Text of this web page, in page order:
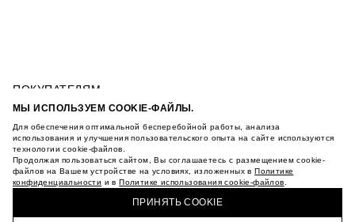
МЫ ИСПОЛЬЗУЕМ COOKIE-ФАЙЛЫ.
Для обеспечения оптимальной бесперебойной работы, анализа
использования и улучшения пользовательского опыта на сайте используются
технологии cookie-файлов.
Продолжая пользоваться сайтом, Вы соглашаетесь с размещением cookie-
файлов на Вашем устройстве на условиях, изложенных вПолитике
конфиденциальности и вПолитике использования cookie-файлов
ПРИНЯТЬ COOKIE
ПОКУПАТЕЛЯМ
УСЛОВИЯ ИСПОЛЬЗОВАНИЯ ПОДАРОЧНЫХ
ПОЛИТИКА КОНФИДЕНЦИАЛЬНОСТИ
ПОЛИТИКА COOKIE
УСЛОВИЯ ПОКУПКИ
О НАС
КАРЬЕРА
ЮБКА С ВЫШИВКОЙ
КУПИТЬ + ПОЛУЧИТЬ В МАГАЗИНЕ MAAG